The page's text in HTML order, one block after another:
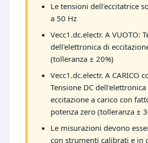
Le tensioni dell'eccitatrice
a 50 Hz
Vecc1.dc.electr. A VUOTO:
dell'elettronica di
(tolleranza ± 20%)
Vecc1.dc.electr. A CARICO
Tensione DC dell'elettronica
eccitazione a carico con
potenza zero (tolleranza ±
Le misurazioni devono
con strumenti calibrati e in